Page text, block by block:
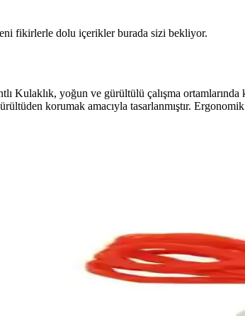
fikirlerle dolu içerikler burada sizi bekliyor.
Kulaklık, yoğun ve gürültülü çalışma
korumak amacıyla tasarlanmıştır.
Tıkacı Karşılaştırması: Gürültü
7700 kulak tıkacının özellikleri, kullanıcı
Gürültüden Koruma ve Konfor